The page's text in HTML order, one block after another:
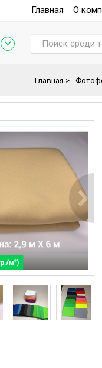
Главная О
Главная >